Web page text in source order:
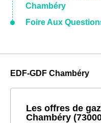
Chambéry
Foire Aux
EDF-GDF Chambéry
Les offres de
Chambéry